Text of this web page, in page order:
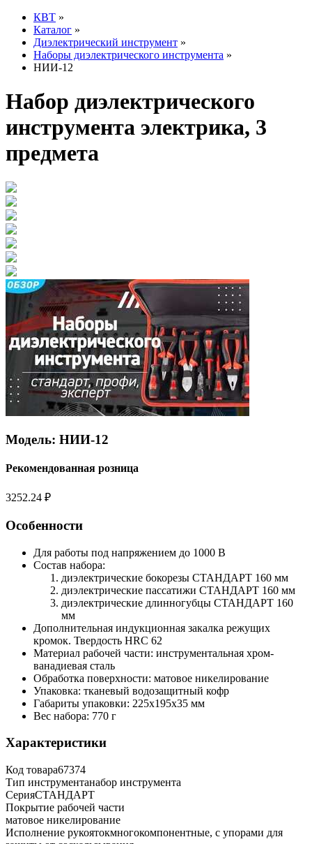
КВТ »
Каталог »
Диэлектрический инструмент »
Наборы диэлектрического инструмента »
НИИ-12
Набор диэлектрического
инструмента электрика, 3
предмета
Модель: НИИ-12
Рекомендованная розница
3252.24 ₽
Особенности
Для работы под напряжением до 1000 В
Состав набора:
диэлектрические бокорезы СТАНДАРТ 160 мм
диэлектрические пассатижи СТАНДАРТ 160 мм
диэлектрические длинногубцы СТАНДАРТ 160
мм
Дополнительная индукционная закалка режущих
кромок. Твердость HRC 62
Материал рабочей части: инструментальная хром-
ванадиевая сталь
Обработка поверхности: матовое никелирование
Упаковка: тканевый водозащитный кофр
Габариты упаковки: 225х195х35 мм
Вес набора: 770 г
Характеристики
Код товара67374
Тип инструментанабор инструмента
СерияСТАНДАРТ
Покрытие рабочей части
матовое никелирование
Исполнение рукоятокмногокомпонентные, с упорами для